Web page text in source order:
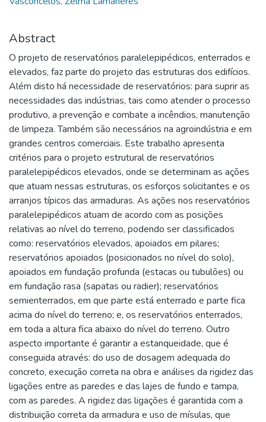
Abstract
O projeto de reservatórios paralelepipédicos, enterrados e
elevados, faz parte do projeto das estruturas dos edifícios.
Além disto há necessidade de reservatórios: para suprir as
necessidades das indústrias, tais como atender o processo
produtivo, a prevenção e combate a incêndios, manutenção
de limpeza. Também são necessários na agroindústria e em
grandes centros comerciais. Este trabalho apresenta
critérios para o projeto estrutural de reservatórios
paralelepipédicos elevados, onde se determinam as ações
que atuam nessas estruturas, os esforços solicitantes e os
arranjos típicos das armaduras. As ações nos reservatórios
paralelepipédicos atuam de acordo com as posições
relativas ao nível do terreno, podendo ser classificados
como: reservatórios elevados, apoiados em pilares;
reservatórios apoiados (posicionados no nível do solo),
apoiados em fundação profunda (estacas ou tubulões) ou
em fundação rasa (sapatas ou radier); reservatórios
semienterrados, em que parte está enterrado e parte fica
acima do nível do terreno; e, os reservatórios enterrados,
em toda a altura fica abaixo do nível do terreno. Outro
aspecto importante é garantir a estanqueidade, que é
conseguida através: do uso de dosagem adequada do
concreto, execução correta na obra e análises da rigidez das
ligações entre as paredes e das lajes de fundo e tampa,
com as paredes. A rigidez das ligações é garantida com a
distribuição correta da armadura e uso de mísulas, que